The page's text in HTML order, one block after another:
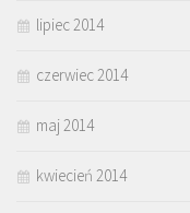
lipiec 2014
czerwiec 2014
maj 2014
kwiecień 2014